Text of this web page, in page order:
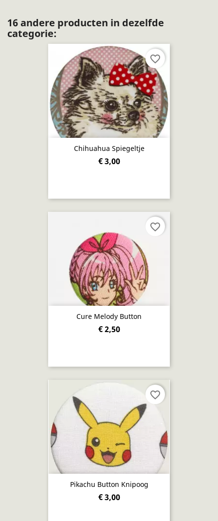
16 andere producten in dezelfde
categorie:
Chihuahua Spiegeltje
€ 3,00
favorite_border
Cure Melody Button
€ 2,50
favorite_border
Pikachu Button Knipoog
€ 3,00
favorite_border